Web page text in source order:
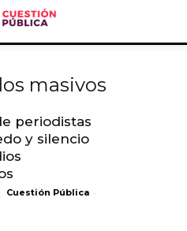
masivos
periodistas
y silencio
Cuestión Pública -